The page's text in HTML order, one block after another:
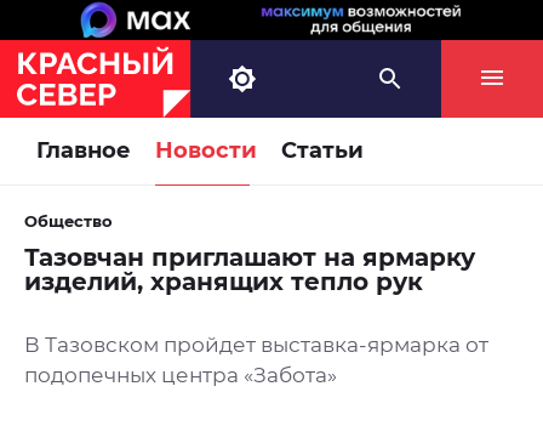
Главное Новости Статьи
Общество
Тазовчан приглашают на ярмарку
изделий, хранящих тепло рук
В Тазовском пройдет выставка-ярмарка от
подопечных центра «Забота»